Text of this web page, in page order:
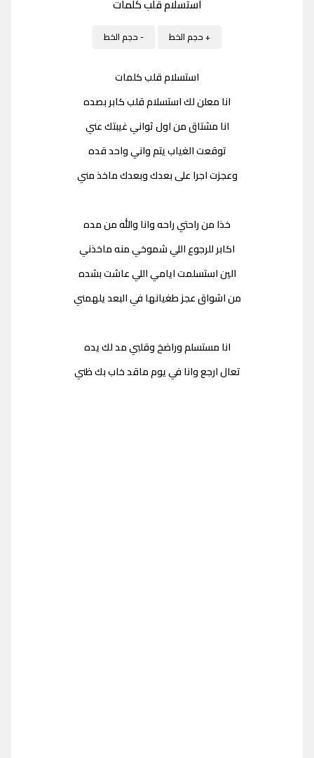
استسلام قلب كلمات
+ حجم الخط - حجم الخط
استسلام قلب كلمات
انا معلن لك استسلام قلب كابر بصده
انا مشتاق من اول ثواني غيبتك عني
توقعت الغياب يتم واني واحد قده
وعجزت اجرا على بعدك وبعدك ماخذ مني
خذا من راحتي راحه وانا والله من مده
اكابر للرجوع اللي شموخي منه ماخذني
الين استسلمت ايامي اللي عاشت بشده
من اشواق عجز طغيانها في البعد يلهمني
انا مستسلم وراضخ وقلبي مد لك يده
تعال ارجع وانا في يوم ماقد خاب بك ظني